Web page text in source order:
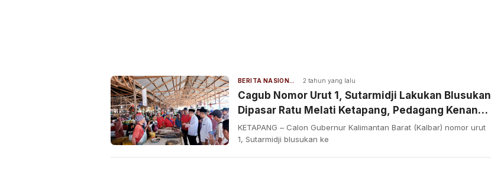
BERITA NASIONAL 2 tahun yang lalu
Cagub Nomor Urut 1, Sutarmidji Lakukan Blusukan
Dipasar Ratu Melati Ketapang, Pedagang Kenang
Jasa Sutarmidji
KETAPANG – Calon Gubernur Kalimantan Barat (Kalbar) nomor urut
1, Sutarmidji blusukan ke